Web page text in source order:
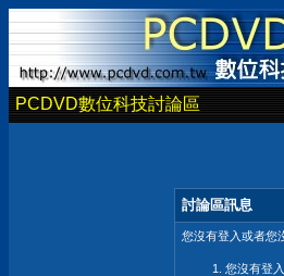
PCDVD數位科技討論區
討論區訊息
您沒有登入或者您
您沒有登